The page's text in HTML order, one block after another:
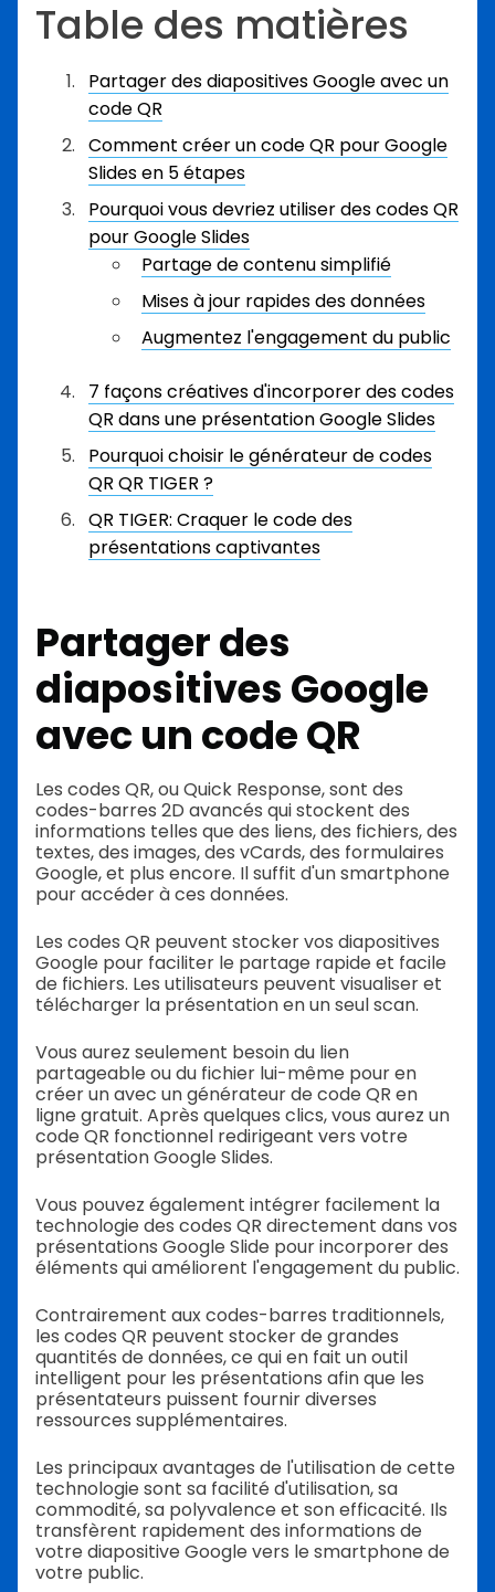
Table des matières
Partager des diapositives Google avec un
code QR
Comment créer un code QR pour Google
Slides en 5 étapes
Pourquoi vous devriez utiliser des codes QR
pour Google Slides
Partage de contenu simplifié
Mises à jour rapides des données
Augmentez l'engagement du public
7 façons créatives d'incorporer des codes
QR dans une présentation Google Slides
Pourquoi choisir le générateur de codes
QR QR TIGER ?
QR TIGER: Craquer le code des
présentations captivantes
Partager des
diapositives Google
avec un code QR
Les codes QR, ou Quick Response, sont des
codes-barres 2D avancés qui stockent des
informations telles que des liens, des fichiers, des
textes, des images, des vCards, des formulaires
Google, et plus encore. Il suffit d'un smartphone
pour accéder à ces données.
Les codes QR peuvent stocker vos diapositives
Google pour faciliter le partage rapide et facile
de fichiers. Les utilisateurs peuvent visualiser et
télécharger la présentation en un seul scan.
Vous aurez seulement besoin du lien
partageable ou du fichier lui-même pour en
créer un avec un générateur de code QR en
ligne gratuit. Après quelques clics, vous aurez un
code QR fonctionnel redirigeant vers votre
présentation Google Slides.
Vous pouvez également intégrer facilement la
technologie des codes QR directement dans vos
présentations Google Slide pour incorporer des
éléments qui améliorent l'engagement du public.
Contrairement aux codes-barres traditionnels,
les codes QR peuvent stocker de grandes
quantités de données, ce qui en fait un outil
intelligent pour les présentations afin que les
présentateurs puissent fournir diverses
ressources supplémentaires.
Les principaux avantages de l'utilisation de cette
technologie sont sa facilité d'utilisation, sa
commodité, sa polyvalence et son efficacité. Ils
transfèrent rapidement des informations de
votre diapositive Google vers le smartphone de
votre public.